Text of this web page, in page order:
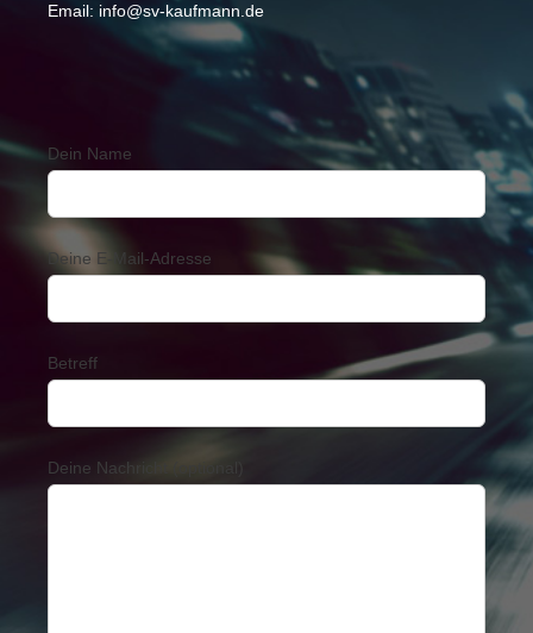
Email: info@sv-kaufmann.de
Dein Name
Deine E-Mail-Adresse
Betreff
Deine Nachricht (optional)